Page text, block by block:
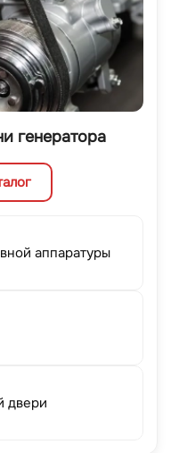
генератора
аппаратуры
двери